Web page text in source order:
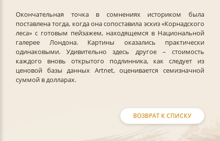
Окончательная точка в сомнениях историком была
поставлена тогда, когда она сопоставила эскиз «Корнадского
леса» с готовым пейзажем, находящемся в Национальной
галерее Лондона. Картины оказались практически
одинаковыми. Удивительно здесь другое – стоимость
каждого вновь открытого подлинника, как следует из
ценовой базы данных Artnet, оценивается семизначной
суммой в долларах.
ВОЗВРАТ К СПИСКУ